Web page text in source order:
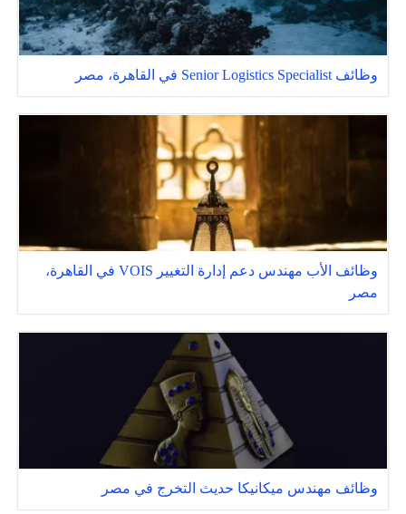
وظائف Senior Logistics Specialist في القاهرة، مصر
وظائف الأب مهندس دعم إدارة التغيير VOIS في القاهرة،
مصر
وظائف مهندس ميكانيكا حديث التخرج في مصر